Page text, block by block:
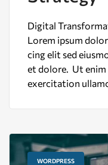
Digital
Lorem ipsum
cing elit sed
et dolore. Ut enim
exercitation
WORDPRESS